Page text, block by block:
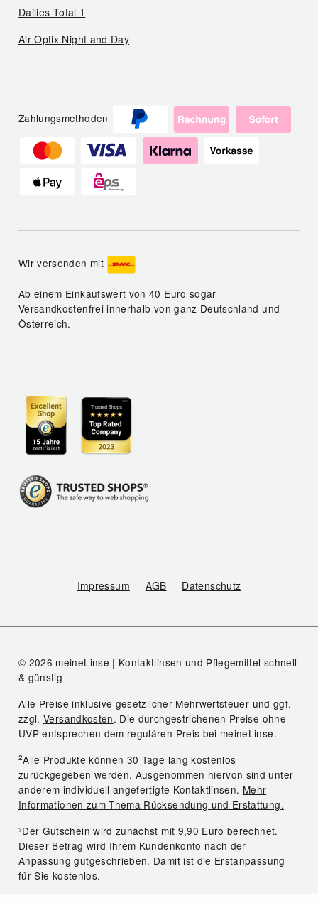
Dailies Total 1
Air Optix Night and Day
Zahlungsmethoden
Wir versenden mit
Ab einem Einkaufswert von 40 Euro sogar
Versandkostenfrei innerhalb von ganz Deutschland und
Österreich.
Impressum AGB Datenschutz
© 2026 meineLinse | Kontaktlinsen und Pflegemittel schnell
& günstig
Alle Preise inklusive gesetzlicher Mehrwertsteuer und ggf.
zzgl.Versandkosten. Die durchgestrichenen Preise ohne
UVP entsprechen dem regulären Preis bei meineLinse.
2Alle Produkte können 30 Tage lang kostenlos
zurückgegeben werden. Ausgenommen hiervon sind unter
anderem individuell angefertigte Kontaktlinsen. Mehr
Informationen zum Thema Rücksendung und Erstattung.
³Der Gutschein wird zunächst mit 9,90 Euro berechnet.
Dieser Betrag wird Ihrem Kundenkonto nach der
Anpassung gutgeschrieben. Damit ist die Erstanpassung
für Sie kostenlos.